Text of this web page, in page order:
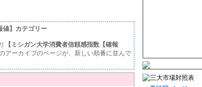
値】カテゴリー
【ミシガン大学消費者信頼感指数【確報
アーカイブのページが、新しい順番に並んで